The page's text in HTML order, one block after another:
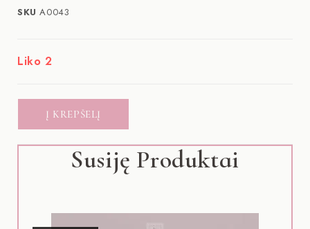
SKUA0043
Liko 2
Į KREPŠELĮ
Susiję Produktai